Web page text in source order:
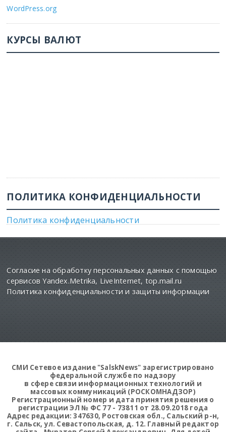
WordPress.org
КУРСЫ ВАЛЮТ
ПОЛИТИКА КОНФИДЕНЦИАЛЬНОСТИ
Политика конфиденциальности
Согласие на обработку персональных данных с помощью
сервисов Yandex.Metrika, LiveInternet, top.mail.ru
Политика конфиденциальности и защиты информации
СМИ Сетевое издание "SalskNews" зарегистрировано
федеральной службе по надзору
в сфере связи информационных технологий и
массовых коммуникаций (РОСКОМНАДЗОР)
Регистрационный номер и дата принятия решения о
регистрации ЭЛ № ФС 77 - 73811 от 28.09.2018 года
Адрес редакции: 347630, Ростовская обл., Сальский р-н,
г. Сальск, ул. Севастопольская, д. 12. Главный редактор